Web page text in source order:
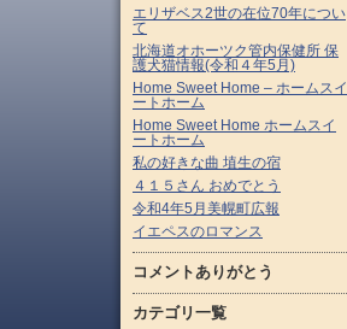
エリザベス2世の在位70年につい
て
北海道オホーツク管内保健所 保
護犬猫情報(令和４年5月)
Home Sweet Home – ホームスイ
ートホーム
Home Sweet Home ホームスイ
ートホーム
私の好きな曲 埴生の宿
４１５さん おめでとう
令和4年5月美幌町広報
イエペスのロマンス
コメントありがとう
カテゴリ一覧